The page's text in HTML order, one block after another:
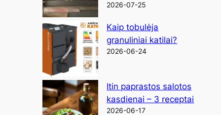
2026-07-25
Kaip tobulėja
granuliniai katilai?
2026-06-24
Itin paprastos salotos
kasdienai – 3 receptai
2026-06-17